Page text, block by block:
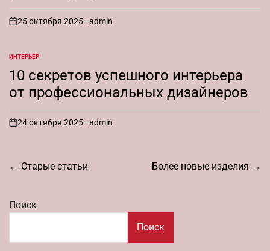
on
25 октября 2025 admin
ОПУБЛИКОВАНО
ИНТЕРЬЕР
10 секретов успешного интерьера
от профессиональных дизайнеров
on
24 октября 2025 admin
Навигация
записям
← Старые статьи Более новые изделия →
Поиск
Поиск